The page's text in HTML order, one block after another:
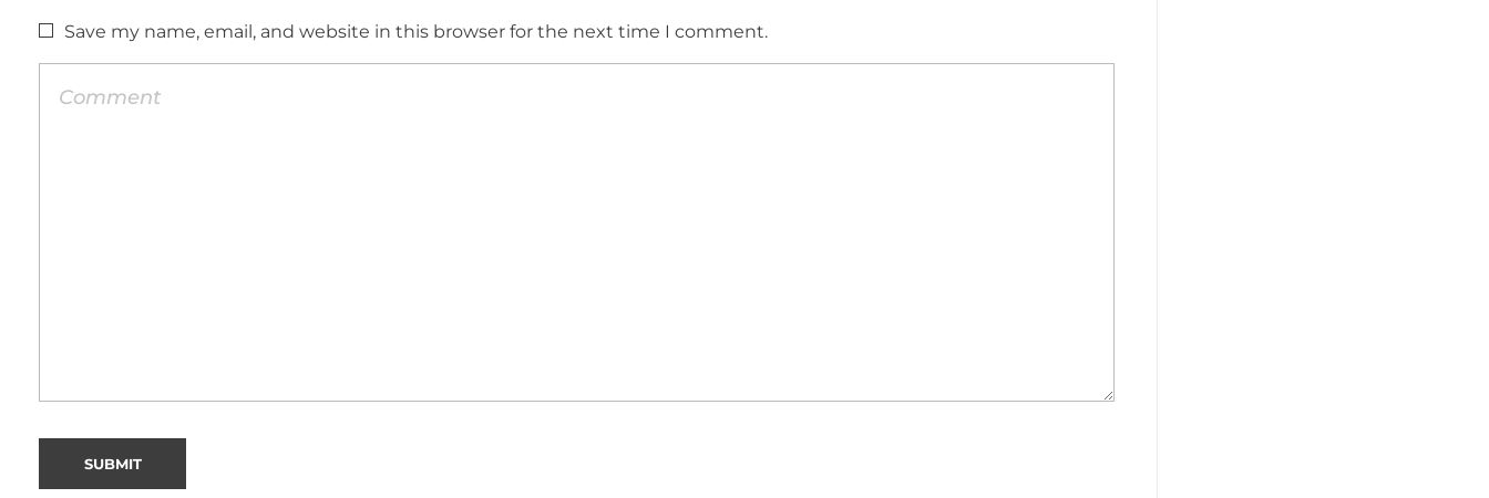
Save my name, email, and website in this browser for the next time I comment.